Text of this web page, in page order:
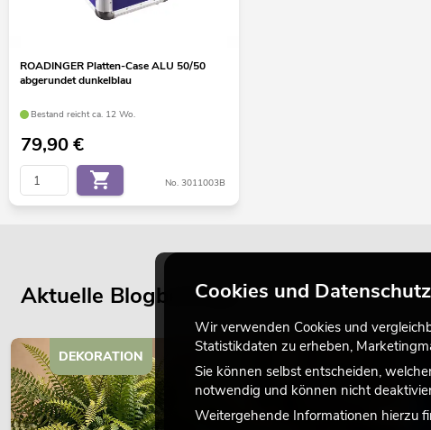
ROADINGER Platten-Case ALU 50/50
abgerundet dunkelblau
Bestand reicht ca. 12 Wo.
79,90€
No. 3011003B
Aktuelle Blogbeiträge
DEKORATION
Cookies und
Wir verwenden Cookies und
Statistikdaten zu erheben,
Sie können selbst entscheiden,
notwendig und können nicht
Weitergehende Informationen hierzu